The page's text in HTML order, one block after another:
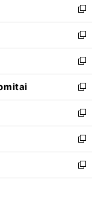
く
で
開
く
ド
ウ
で
開
く
い
ウ
ィ
ン
ド
ウ
で
開
く
新
し
い
ウ
ィ
ン
ド
ウ
で
開
く
新
し
い
ウ
ィ
ン
ド
ウ
で
開
く
新
し
い
ウ
ィ
ン
ド
ウ
で
開
新
し
い
ウ
ィ
ン
ド
ウ
新
し
い
ウ
ィ
ン
新
し
い
ウ
新
し